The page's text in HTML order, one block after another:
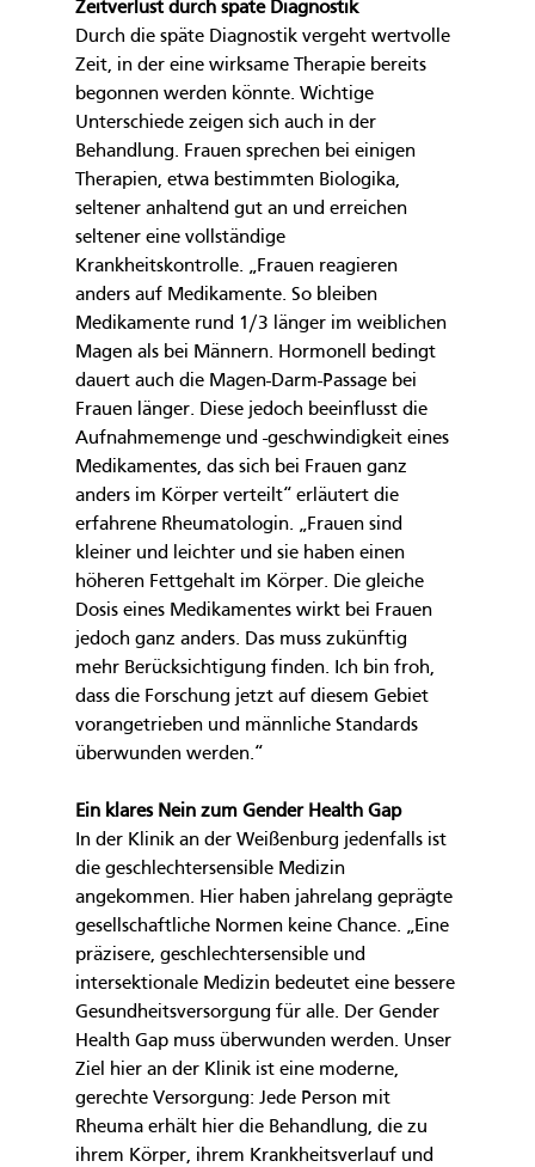
Zeitverlust durch späte Diagnostik
Durch die späte Diagnostik vergeht wertvolle
Zeit, in der eine wirksame Therapie bereits
begonnen werden könnte. Wichtige
Unterschiede zeigen sich auch in der
Behandlung. Frauen sprechen bei einigen
Therapien, etwa bestimmten Biologika,
seltener anhaltend gut an und erreichen
seltener eine vollständige
Krankheitskontrolle. „Frauen reagieren
anders auf Medikamente. So bleiben
Medikamente rund 1/3 länger im weiblichen
Magen als bei Männern. Hormonell bedingt
dauert auch die Magen-Darm-Passage bei
Frauen länger. Diese jedoch beeinflusst die
Aufnahmemenge und -geschwindigkeit eines
Medikamentes, das sich bei Frauen ganz
anders im Körper verteilt“ erläutert die
erfahrene Rheumatologin. „Frauen sind
kleiner und leichter und sie haben einen
höheren Fettgehalt im Körper. Die gleiche
Dosis eines Medikamentes wirkt bei Frauen
jedoch ganz anders. Das muss zukünftig
mehr Berücksichtigung finden. Ich bin froh,
dass die Forschung jetzt auf diesem Gebiet
vorangetrieben und männliche Standards
überwunden werden.“
Ein klares Nein zum Gender Health Gap
In der Klinik an der Weißenburg jedenfalls ist
die geschlechtersensible Medizin
angekommen. Hier haben jahrelang geprägte
gesellschaftliche Normen keine Chance. „Eine
präzisere, geschlechtersensible und
intersektionale Medizin bedeutet eine bessere
Gesundheitsversorgung für alle. Der Gender
Health Gap muss überwunden werden. Unser
Ziel hier an der Klinik ist eine moderne,
gerechte Versorgung: Jede Person mit
Rheuma erhält hier die Behandlung, die zu
ihrem Körper, ihrem Krankheitsverlauf und